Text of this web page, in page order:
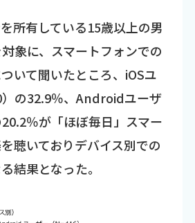
所有している15歳以上の男
象に、スマートフォンでの
いて聞いたところ、iOSユ
の32.9％、Androidユーザ
％が「ほぼ毎日」スマー
聴いておりデバイス別での
結果となった。